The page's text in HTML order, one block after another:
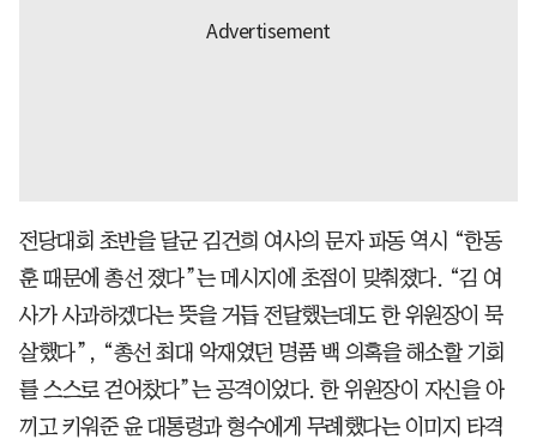
전당대회 초반을 달군 김건희 여사의 문자 파동 역시 “한동
훈 때문에 총선 졌다”는 메시지에 초점이 맞춰졌다. “김 여
사가 사과하겠다는 뜻을 거듭 전달했는데도 한 위원장이 묵
살했다”, “총선 최대 악재였던 명품 백 의혹을 해소할 기회
를 스스로 걷어찼다”는 공격이었다. 한 위원장이 자신을 아
끼고 키워준 윤 대통령과 형수에게 무례했다는 이미지 타격